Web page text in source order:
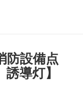
設備点
導灯】